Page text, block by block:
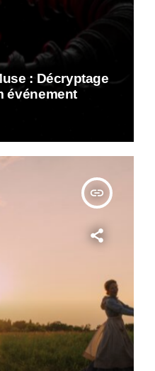
: Décryptage
événement
insert_link